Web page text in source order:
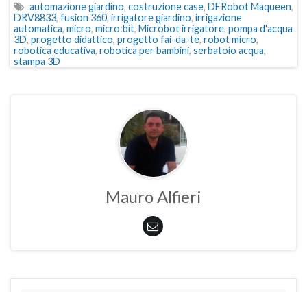
automazione giardino, costruzione case, DFRobot Maqueen,
DRV8833, fusion 360, irrigatore giardino, irrigazione
automatica, micro, micro:bit, Microbot irrigatore, pompa d'acqua
3D, progetto didattico, progetto fai-da-te, robot micro,
robotica educativa, robotica per bambini, serbatoio acqua,
stampa 3D
Mauro Alfieri